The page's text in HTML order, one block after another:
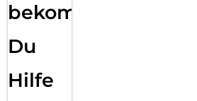
bekommst
Du
Hilfe